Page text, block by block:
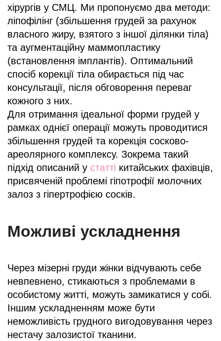
хірургів у СМЦ. Ми пропонуємо два методи:
ліпофілінг (збільшення грудей за рахунок
власного жиру, взятого з іншої ділянки тіла)
та аугментаційну маммопластику
(встановлення імплантів). Оптимальний
спосіб корекції тіла обирається під час
консультації, після обговорення переваг
кожного з них.
Для отримання ідеальної форми грудей у
рамках однієї операції можуть проводитися
збільшення грудей та корекція сосково-
ареолярного комплексу. Зокрема такий
підхід описаний у статті китайських фахівців,
присвяченій проблемі гіпотрофії молочних
залоз з гіпертрофією сосків.
Можливі ускладнення
Через мізерні груди жінки відчувають себе
невпевнено, стикаються з проблемами в
особистому житті, можуть замикатися у собі.
Іншим ускладненням може бути
неможливість грудного вигодовування через
нестачу залозистої тканини.